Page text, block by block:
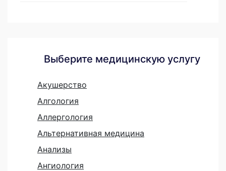
Выберите медицинскую услугу
Акушерство
Алгология
Аллергология
Альтернативная медицина
Анализы
Ангиология